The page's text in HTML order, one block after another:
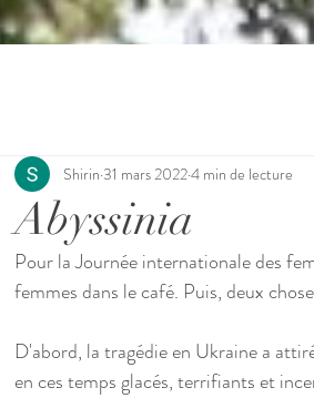
Abyssinia
Shirin 31 mars 20224 min de lecture
Pour la Journée internationale des
femmes dans le café. Puis, deux
D'abord, la tragédie en Ukraine a
en ces temps glacés, terrifiants et